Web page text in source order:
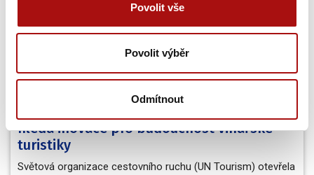
Povolit vše
Povolit výběr
Odmítnout
hledá inovace pro budoucnost vinařské
turistiky
Světová organizace cestovního ruchu (UN Tourism) otevřela